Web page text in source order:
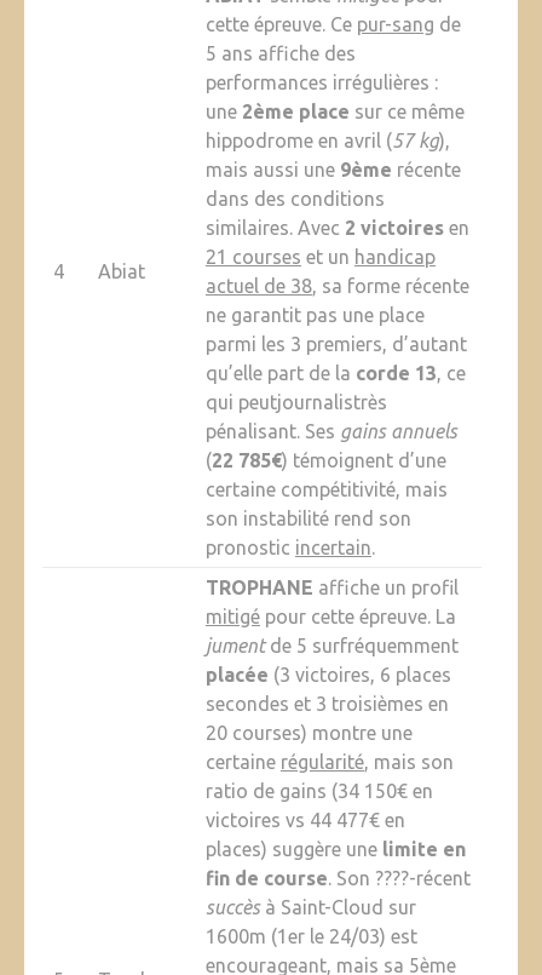
4 Abiat
cette épreuve. Ce pur-sang de
5 ans affiche des
performances irrégulières :
une 2ème place sur ce même
hippodrome en avril (57 kg),
mais aussi une 9ème récente
dans des conditions
similaires. Avec 2 victoiresen
21 courses et un handicap
actuel de 38, sa forme récente
ne garantit pas une place
parmi les 3 premiers, d’autant
qu’elle part de la corde 13, ce
qui peutjournalistrès
pénalisant. Ses gains annuels
(22 785€) témoignent d’une
certaine compétitivité, mais
son instabilité rend son
pronostic incertain.
TROPHANE affiche un profil
mitigépour cette épreuve. La
jumentde 5 surfréquemment
placée (3 victoires, 6 places
secondes et 3 troisièmes en
20 courses) montre une
certaine régularité, mais son
ratio de gains (34 150€ en
victoires vs 44 477€ en
places) suggère une limite en
fin de course. Son ????-récent
succèsà Saint-Cloud sur
1600m (1er le 24/03) est
encourageant, mais sa 5ème